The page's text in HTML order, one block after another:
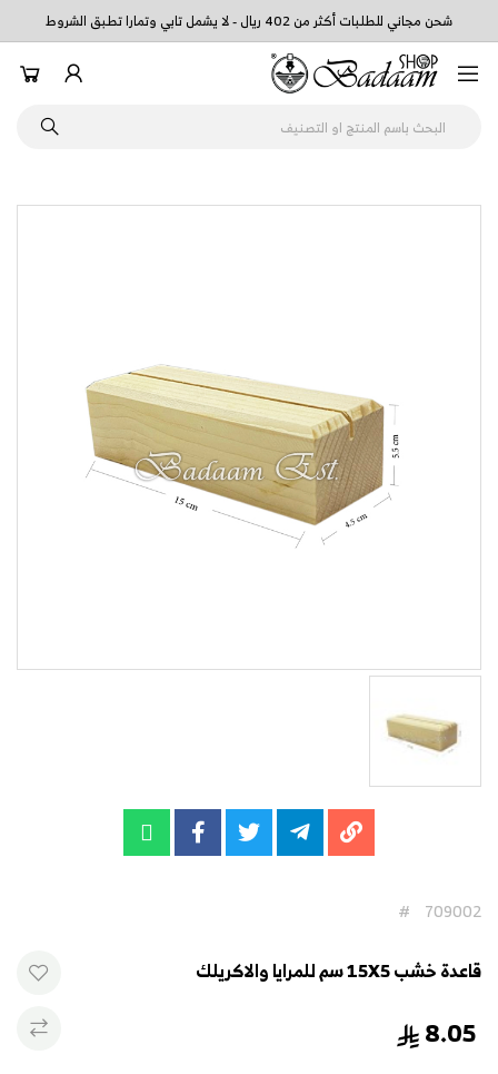
شحن مجاني للطلبات أكثر من 402 ريال - لا يشمل تابي وتمارا تطبق الشروط
709002
#
قاعدة خشب 15X5 سم للمرايا والاكريلك
8.05